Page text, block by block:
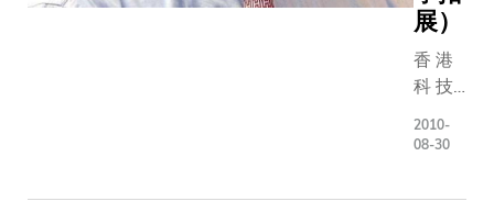
展）
香 港
科 技
（ 科
2010-
08-30